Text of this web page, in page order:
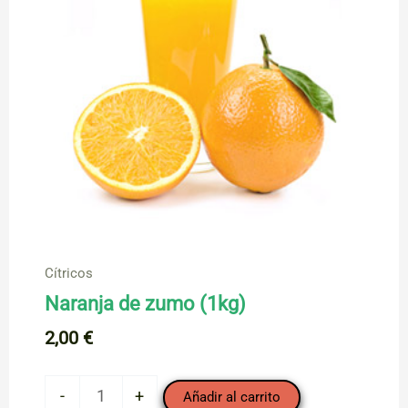
Cítricos
Naranja de zumo (1kg)
2,00 €
-
Naranja
+ Añadir al carrito